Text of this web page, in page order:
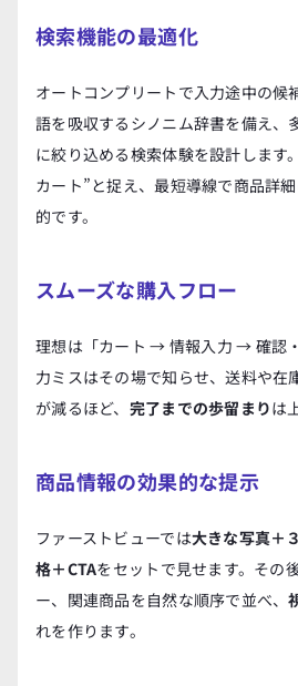
検索機能の最適化
オートコンプリートで入力途中の候
語を吸収するシノニム辞書を備え、
に絞り込める検索体験を設計します
カート”と捉え、最短導線で商品詳
的です。
スムーズな購入フロー
理想は「カート → 情報入力 → 確認
力ミスはその場で知らせ、送料や在
が減るほど、 完了までの歩留まりは
商品情報の効果的な提示
ファーストビューでは大きな写真＋
格＋CTAをセットで見せます。その
ー、関連商品を自然な順序で並べ、
れを作ります。